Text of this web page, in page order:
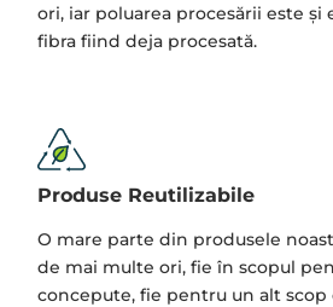
ori, iar poluarea procesării este și
fibra fiind deja procesată.
Produse Reutilizabile
O mare parte din produsele
de mai multe ori, fie în scopul
concepute, fie pentru un alt